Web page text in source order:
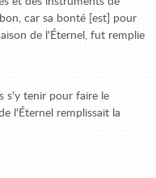
car sa bonté [est] pour
de l'Éternel, fut remplie
s'y tenir pour faire le
l'Éternel remplissait la